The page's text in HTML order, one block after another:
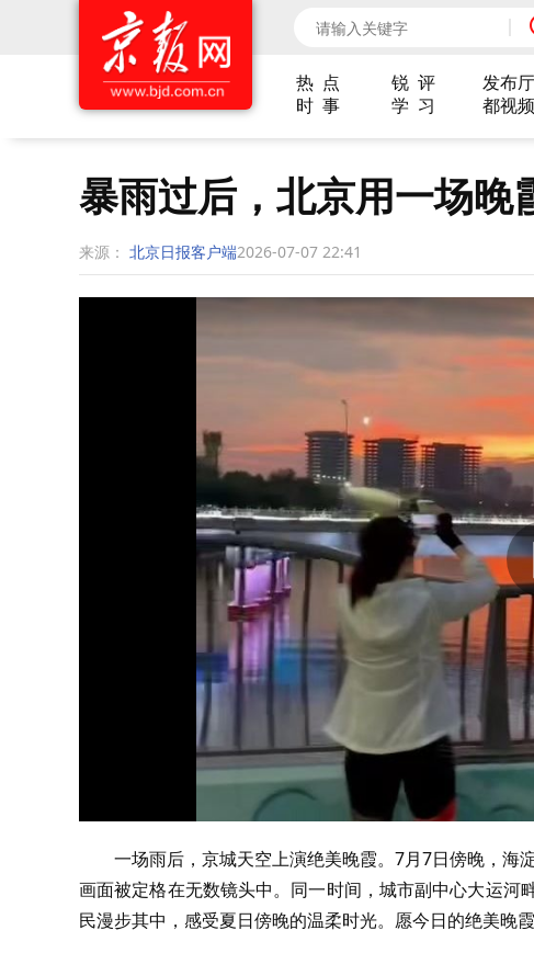
热 点 锐 评 发布厅
时 事
学 习 都视频
暴雨过后，北京用一场晚
来源： 北京日报客户端2026-07-07 22:41
一场雨后，京城天空上演绝美晚霞。7月7日傍晚，海
画面被定格在无数镜头中。同一时间，城市副中心大运河
民漫步其中，感受夏日傍晚的温柔时光。愿今日的绝美晚